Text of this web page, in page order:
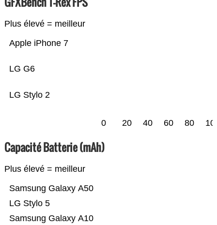
Plus élevé = meilleur
LG Stylo 2
LG G6
Apple iPhone 7
0 20 40 60 80
Capacité Batterie (mAh)
Plus élevé = meilleur
Samsung Galaxy A10
LG Stylo 5
Samsung Galaxy A50